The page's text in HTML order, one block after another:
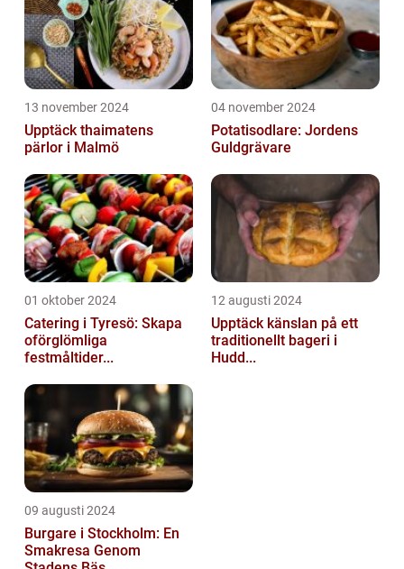
13 november 2024
Upptäck thaimatens
pärlor i Malmö
04 november 2024
Potatisodlare: Jordens
Guldgrävare
01 oktober 2024
Catering i Tyresö: Skapa
oförglömliga
festmåltider...
12 augusti 2024
Upptäck känslan på ett
traditionellt bageri i
Hudd...
09 augusti 2024
Burgare i Stockholm: En
Smakresa Genom